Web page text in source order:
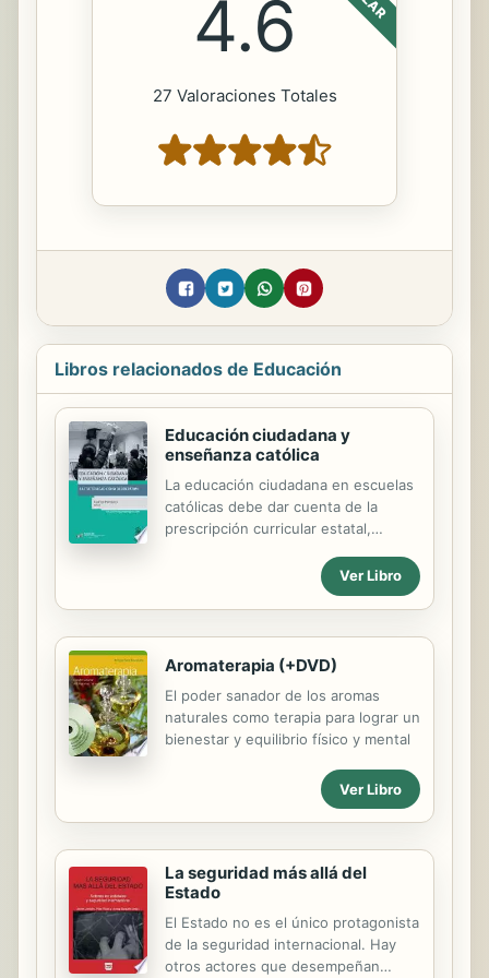
4.6
27 Valoraciones Totales
Libros relacionados de Educación
Educación ciudadana y
enseñanza católica
La educación ciudadana en escuelas
católicas debe dar cuenta de la
prescripción curricular estatal,
la Doctrina Social de la Iglesia
subsidiariedad y solidaridad).
Adicionalmente, haciendo propia la
opción preferencial por los pobres, la
enseñanza católica debe estar
sustantivamente comprometida con
la justicia social, los Derechos
Humanos, la convivencia pacífica, el
fin de las estructuras de pecado, la
ecología integral y la liberación de
opresión; lo que...
Ver Libro
Aromaterapia (+DVD)
El poder sanador de los aromas
naturales como terapia para lograr un
bienestar y equilibrio físico y mental
Ver Libro
La seguridad más allá del
Estado
El Estado no es el único protagonista
de la seguridad internacional. Hay
otros actores que desempeñan